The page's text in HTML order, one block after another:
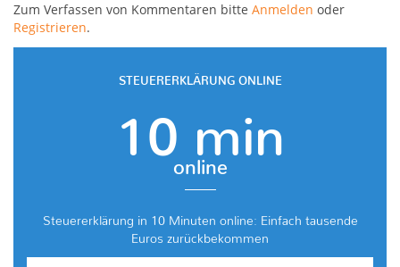
Zum Verfassen von Kommentaren bitte Anmelden oder
Registrieren.
STEUERERKLÄRUNG ONLINE
10 min
online
Steuererklärung in 10 Minuten online: Einfach tausende
Euros zurückbekommen